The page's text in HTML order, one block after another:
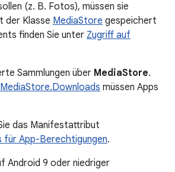
(z. B. Fotos), müssen sie
der Klasse MediaStore gespeichert
finden Sie unter Zugriff auf
Sammlungen über MediaStore.
MediaStore.Downloads müssen Apps
das Manifestattribut
App-Berechtigungen.
Android 9 oder niedriger